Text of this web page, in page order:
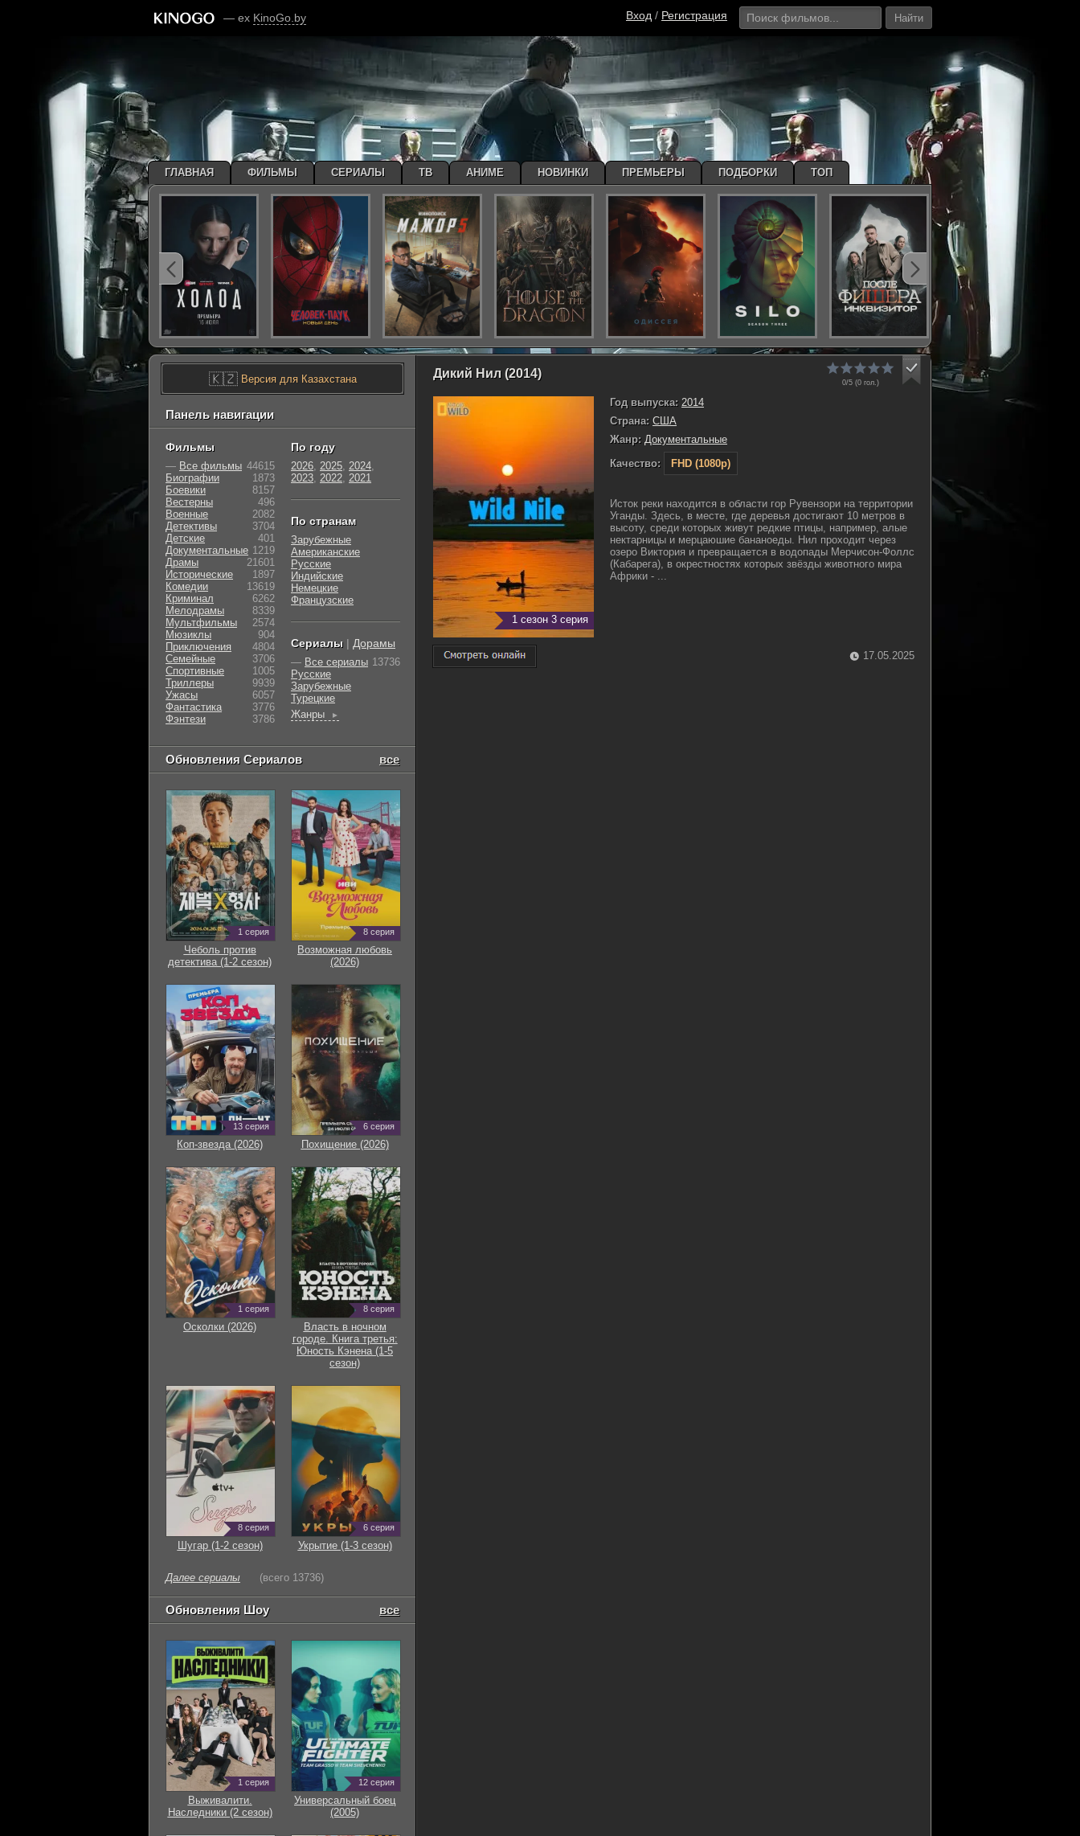
— ex KinoGo.by Вход / Регистрация Найти
Дикий Нил (2014)
0/5 (0гол.)
1 сезон 3 серия
Год выпуска: 2014
Страна: США
Жанр: Документальные
Качество:
FHD (1080p)
Исток реки находится в области гор Рувензори на территории
Уганды. Здесь, в месте, где деревья достигают 10 метров в
высоту, среди которых живут редкие птицы, например, алые
нектарницы и мерцаюшие бананоеды. Нил проходит через
озеро Виктория и превращается в водопады Мерчисон-Фоллс
(Кабарега), в окрестностях которых звёзды животного мира
Африки - ...
17.05.2025
🇰🇿Версия для Казахстана
Панель навигации
Фильмы
— Все фильмы 44615
Биографии
1873
Боевики
8157
Вестерны
496
Военные
2082
Детективы
3704
Детские
401
Документальные 1219
Драмы
21601
Исторические
1897
Комедии
13619
Криминал
6262
Мелодрамы
8339
Мультфильмы
2574
Мюзиклы
904
Приключения
4804
Семейные
3706
Cпортивные
1005
Триллеры
9939
Ужасы
6057
Фантастика
3776
Фэнтези
3786
По году
2026, 2025, 2024,
2023, 2022, 2021
По странам
Зарубежные
Американские
Русские
Индийские
Немецкие
Французские
Сериалы | Дорамы
— Все сериалы 13736
Русские
Зарубежные
Турецкие
Жанры
►
Обновления Сериалов все
1 серия
Чеболь против
детектива (1-2 сезон)
8 серия
Возможная любовь
(2026)
13 серия
Коп-звезда (2026)
6 серия
Похищение (2026)
1 серия
Осколки (2026)
8 серия
Власть в ночном
городе. Книга третья:
Юность Кэнена (1-5
сезон)
8 серия
Шугар (1-2 сезон)
6 серия
Укрытие (1-3 сезон)
Далее сериалы (всего 13736)
Обновления Шоу все
1 серия
Выживалити.
Наследники (2 сезон)
12 серия
Универсальный боец
(2005)
ГЛАВНАЯ ФИЛЬМЫ СЕРИАЛЫ ТВ АНИМЕ НОВИНКИ ПРЕМЬЕРЫ ПОДБОРКИ ТОП